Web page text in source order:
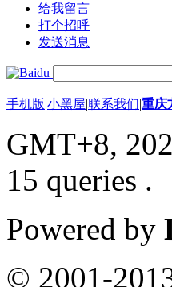
给我留言
打个招呼
发送消息
手机版|小黑屋|联系我们|重庆
GMT+8,
15 queries .
Powered by
© 2001-